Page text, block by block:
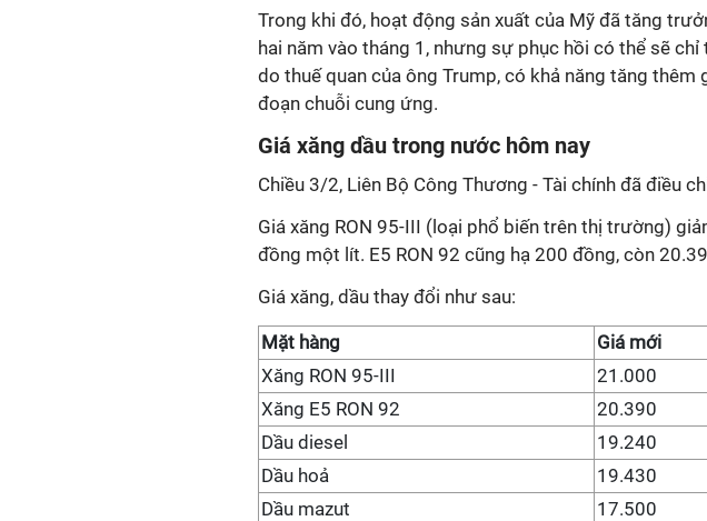
Trong khi đó, hoạt động sản xuất của Mỹ đã tăng
hai năm vào tháng 1, nhưng sự phục hồi có thể sẽ
do thuế quan của ông Trump, có khả năng tăng thêm
đoạn chuỗi cung ứng.
Giá xăng dầu trong nước hôm nay
Chiều 3/2, Liên Bộ Công Thương - Tài chính đã điều
Giá xăng RON 95-III (loại phổ biến trên thị trường)
đồng một lít. E5 RON 92 cũng hạ 200 đồng, còn
Giá xăng, dầu thay đổi như sau:
Mặt hàng Giá mới
Xăng RON 95-III
21.000
Xăng E5 RON 92
20.390
Dầu diesel
19.240
Dầu hoả
19.430
Dầu mazut
17.500